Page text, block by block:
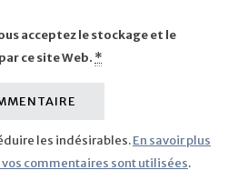
acceptez le stockage et le
ce site Web. *
les indésirables.En savoir plus
commentaires sont utilisées.